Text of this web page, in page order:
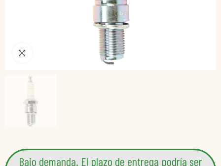
Pincha para agrandar
Bajo demanda. El plazo de entrega podría ser